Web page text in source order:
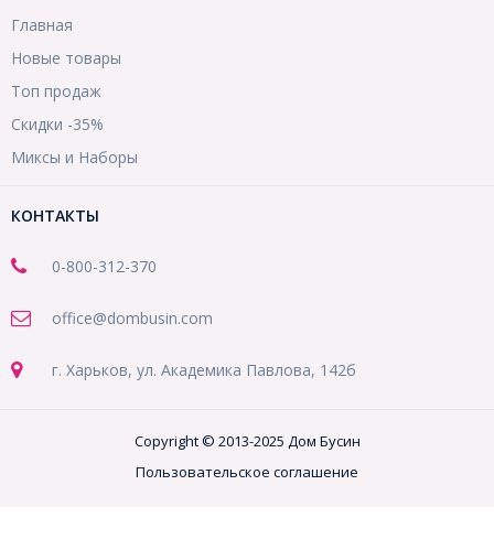
Главная
Новые товары
Топ продаж
Скидки -35%
Миксы и Наборы
КОНТАКТЫ
0-800-312-370
office@dombusin.com
г. Харьков, ул. Академика Павлова, 142б
Copyright © 2013-2025 Дом Бусин
Пользовательское соглашение